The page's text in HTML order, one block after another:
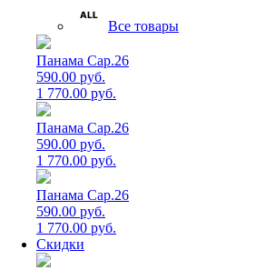
Все товары
Панама Cap.26
590.00 руб.
1 770.00 руб.
Панама Cap.26
590.00 руб.
1 770.00 руб.
Панама Cap.26
590.00 руб.
1 770.00 руб.
Скидки